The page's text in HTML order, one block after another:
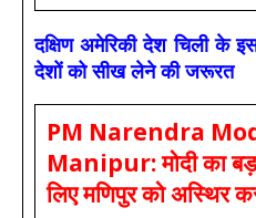
दक्षिण अमेरिकी देश चिली के
देशों को सीख लेने की जरूरत
PM Narendra
Manipur: मोदी का
लिए मणिपुर को अस्थिर